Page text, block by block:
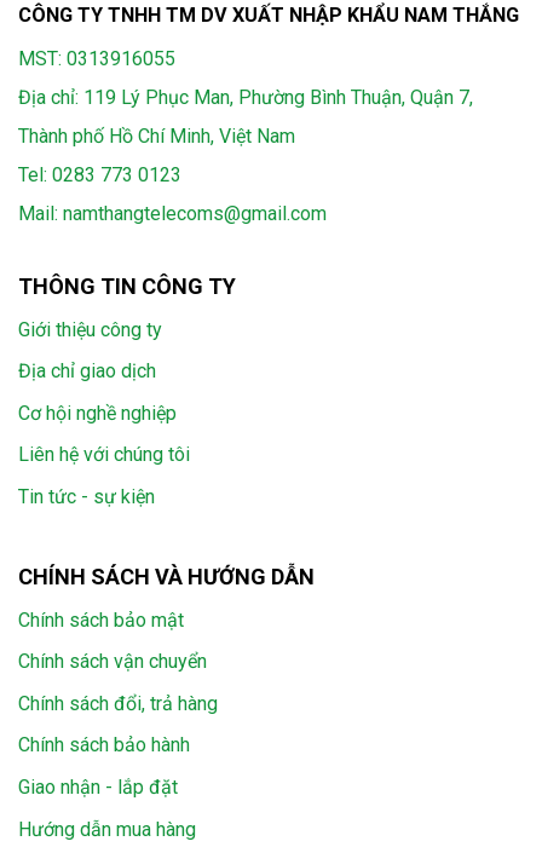
CÔNG TY TNHH TM DV XUẤT NHẬP KHẨU NAM THẮNG
MST: 0313916055
Địa chỉ: 119 Lý Phục Man, Phường Bình Thuận, Quận 7,
Thành phố Hồ Chí Minh, Việt Nam
Tel: 0283 773 0123
Mail: namthangtelecoms@gmail.com
THÔNG TIN CÔNG TY
Giới thiệu công ty
Địa chỉ giao dịch
Cơ hội nghề nghiệp
Liên hệ với chúng tôi
Tin tức - sự kiện
CHÍNH SÁCH VÀ HƯỚNG DẪN
Chính sách bảo mật
Chính sách vận chuyển
Chính sách đổi, trả hàng
Chính sách bảo hành
Giao nhận - lắp đặt
Hướng dẫn mua hàng